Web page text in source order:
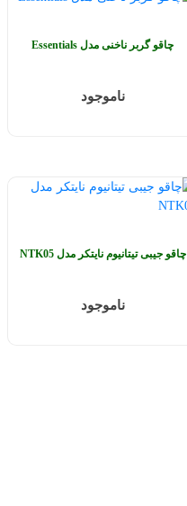
چاقو گربر ناخنی مدل Essentials
ناموجود
چاقو جیبی تیتانیوم نایتکر مدل NTK05
ناموجود